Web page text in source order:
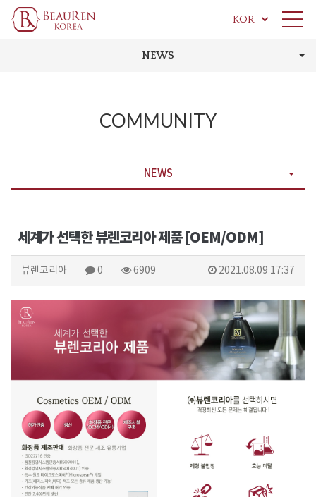
KOR
NEWS
COMMUNITY
NEWS
세계가 선택한 뷰렌코리아 제품 [OEM/ODM]
뷰렌코리아 0 6909 2021.08.09 17:37